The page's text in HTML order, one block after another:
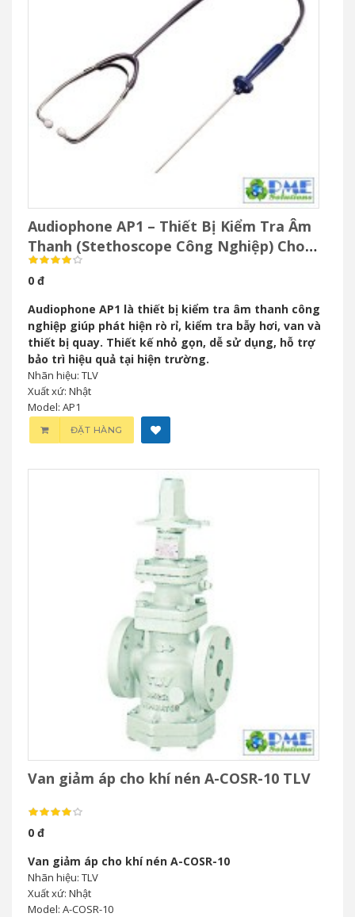
Audiophone AP1 – Thiết Bị Kiểm Tra Âm
Thanh (Stethoscope Công Nghiệp) Cho
Bảo Trì Công Nghiệp
0 đ
Audiophone AP1 là thiết bị kiểm tra âm thanh công
nghiệp giúp phát hiện rò rỉ, kiểm tra bẫy hơi, van và
thiết bị quay. Thiết kế nhỏ gọn, dễ sử dụng, hỗ trợ
bảo trì hiệu quả tại hiện trường.
Nhãn hiệu: TLV
Xuất xứ: Nhật
Model: AP1
ĐẶT HÀNG
Van giảm áp cho khí nén A-COSR-10 TLV
0 đ
Van giảm áp cho khí nén A-COSR-10
Nhãn hiệu: TLV
Xuất xứ: Nhật
Model: A-COSR-10